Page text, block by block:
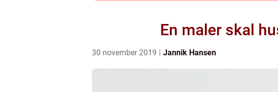
En maler skal
30 november 2019 Jannik Hansen